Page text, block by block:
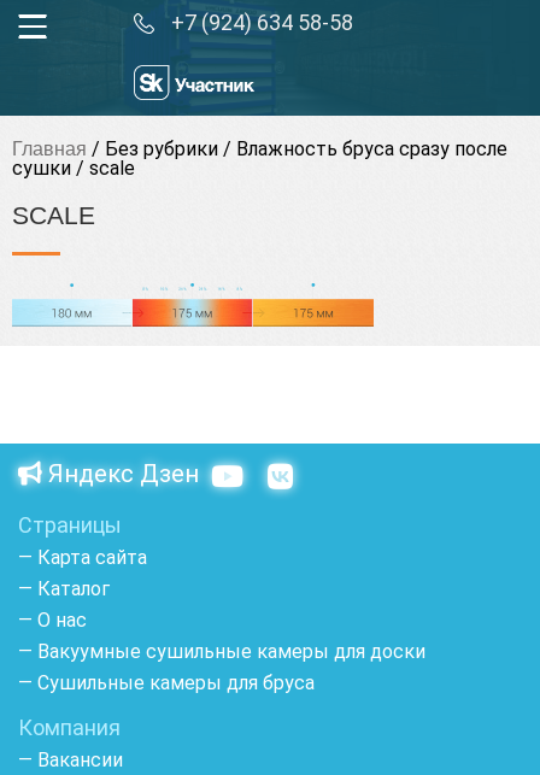
+7 (924) 634 58-58
Главная / Без рубрики / Влажность бруса сразу после
сушки / scale
SCALE
Яндекс Дзен
Страницы
— Карта сайта
— Каталог
— О нас
— Вакуумные сушильные камеры для доски
— Сушильные камеры для бруса
Компания
— Вакансии